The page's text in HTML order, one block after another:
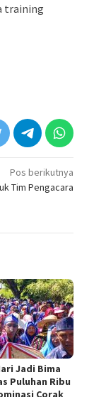
training
Pos berikutnya
Tim Pengacara
Jadi Bima
Puluhan Ribu
Corak